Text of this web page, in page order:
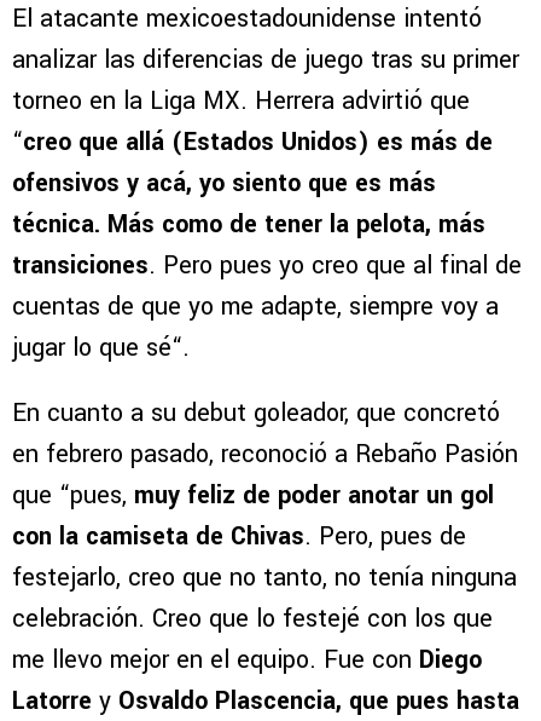
El atacante mexicoestadounidense intentó
analizar las diferencias de juego tras su primer
torneo en la Liga MX. Herrera advirtió que
“creo que allá (Estados Unidos) es más de
ofensivos y acá, yo siento que es más
técnica. Más como de tener la pelota, más
transiciones. Pero pues yo creo que al final de
cuentas de que yo me adapte, siempre voy a
jugar lo que sé“.
En cuanto a su debut goleador, que concretó
en febrero pasado, reconoció a Rebaño Pasión
que “pues, muy feliz de poder anotar un gol
con la camiseta de Chivas. Pero, pues de
festejarlo, creo que no tanto, no tenía ninguna
celebración. Creo que lo festejé con los que
me llevo mejor en el equipo. Fue con Diego
Latorre y Osvaldo Plascencia, que pues hasta